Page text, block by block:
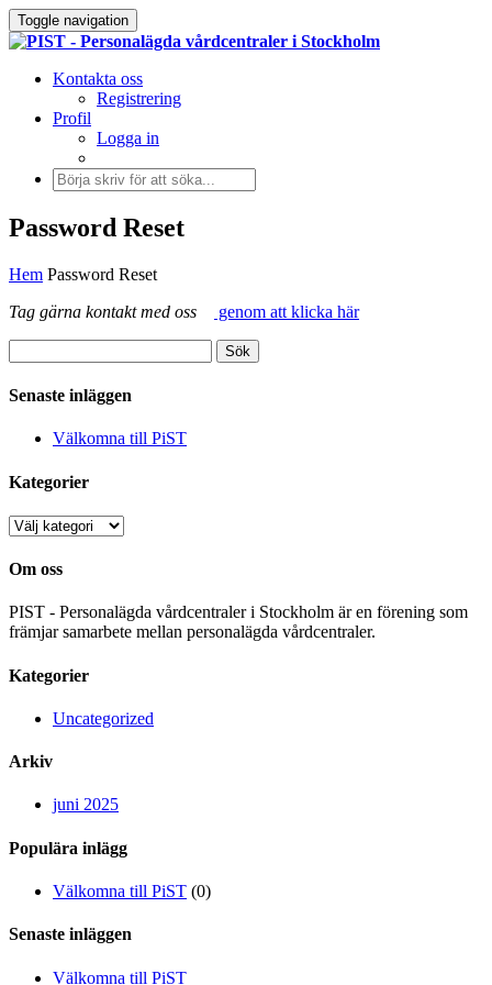
Toggle navigation
Kontakta oss
Registrering
Profil
Logga in
Password Reset
Hem Password Reset
Tag gärna kontakt med oss
genom att klicka här
Senaste inläggen
Välkomna till PiST
Kategorier
Kategorier
Om oss
PIST - Personalägda vårdcentraler i Stockholm är en förening som
främjar samarbete mellan personalägda vårdcentraler.
Kategorier
Uncategorized
Arkiv
juni 2025
Populära inlägg
Välkomna till PiST (0)
Senaste inläggen
Välkomna till PiST